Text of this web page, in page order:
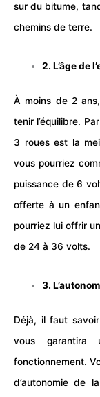
sur du bitume,
chemins de terre.
2. L’âge de
À moins de 2
tenir l’équilibre.
3 roues est la
vous pourriez
puissance de 6
offerte à un
pourriez lui offrir
de 24 à 36 volts.
3.
Déjà, il faut
vous garantira
fonctionnement.
d’autonomie de